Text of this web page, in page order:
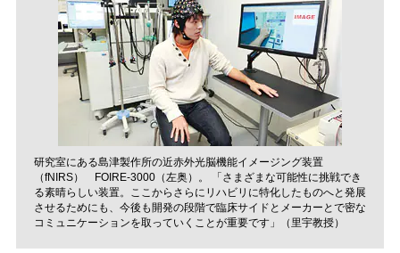
研究室にある島津製作所の近赤外光脳機能イメージング装置
（fNIRS） FOIRE-3000（左奥）。 「さまざまな可能性に挑戦でき
る素晴らしい装置。ここからさらにリハビリに特化したものへと発展
させるためにも、今後も開発の段階で臨床サイドとメーカーとで密な
コミュニケーションを取っていくことが重要です」（里宇教授）